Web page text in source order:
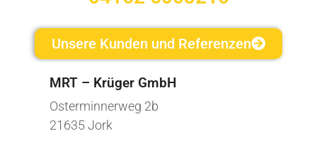
Unsere Kunden und Referenzen
MRT – Krüger GmbH
Osterminnerweg 2b
21635 Jork